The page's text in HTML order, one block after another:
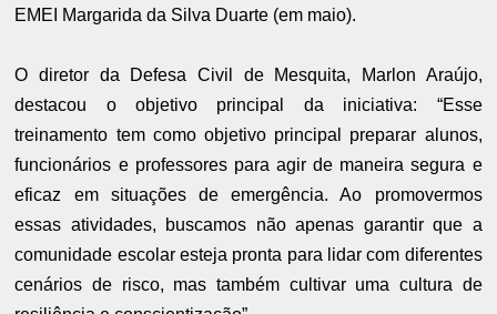
EMEI Margarida da Silva Duarte (em maio).
O diretor da Defesa Civil de Mesquita, Marlon Araújo,
destacou o objetivo principal da iniciativa: “Esse
treinamento tem como objetivo principal preparar alunos,
funcionários e professores para agir de maneira segura e
eficaz em situações de emergência. Ao promovermos
essas atividades, buscamos não apenas garantir que a
comunidade escolar esteja pronta para lidar com diferentes
cenários de risco, mas também cultivar uma cultura de